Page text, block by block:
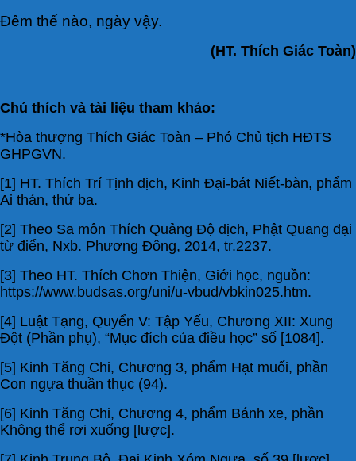
Ðêm thế nào, ngày vậy.
(HT. Thích Giác Toàn)
Chú thích và tài liệu tham khảo:
*Hòa thượng Thích Giác Toàn – Phó Chủ tịch HĐTS
GHPGVN.
[1] HT. Thích Trí Tịnh dịch, Kinh Đại-bát Niết-bàn, phẩm
Ai thán, thứ ba.
[2] Theo Sa môn Thích Quảng Độ dịch, Phật Quang đại
từ điển, Nxb. Phương Đông, 2014, tr.2237.
[3] Theo HT. Thích Chơn Thiện, Giới học, nguồn:
https://www.budsas.org/uni/u-vbud/vbkin025.htm.
[4] Luật Tạng, Quyển V: Tập Yếu, Chương XII: Xung
Đột (Phần phụ), “Mục đích của điều học” số [1084].
[5] Kinh Tăng Chi, Chương 3, phẩm Hạt muối, phần
Con ngựa thuần thục (94).
[6] Kinh Tăng Chi, Chương 4, phẩm Bánh xe, phần
Không thể rơi xuống [lược].